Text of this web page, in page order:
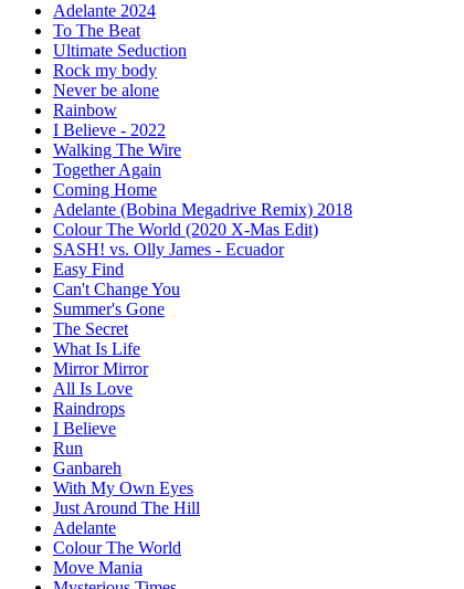
Adelante 2024
To The Beat
Ultimate Seduction
Rock my body
Never be alone
Rainbow
I Believe - 2022
Walking The Wire
Together Again
Coming Home
Adelante (Bobina Megadrive Remix) 2018
Colour The World (2020 X-Mas Edit)
SASH! vs. Olly James - Ecuador
Easy Find
Can't Change You
Summer's Gone
The Secret
What Is Life
Mirror Mirror
All Is Love
Raindrops
I Believe
Run
Ganbareh
With My Own Eyes
Just Around The Hill
Adelante
Colour The World
Move Mania